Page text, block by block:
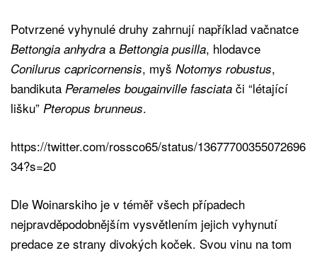
Potvrzené vyhynulé druhy zahrnují například vačnatce
Bettongia anhydra a Bettongia pusilla, hlodavce
Conilurus capricornensis, myš Notomys robustus,
bandikuta Perameles bougainville fasciata či “létající
lišku” Pteropus brunneus.
https://twitter.com/rossco65/status/13677700355072696
34?s=20
Dle Woinarskiho je v téměř všech případech
nejpravděpodobnějším vysvětlením jejich vyhynutí
predace ze strany divokých koček. Svou vinu na tom